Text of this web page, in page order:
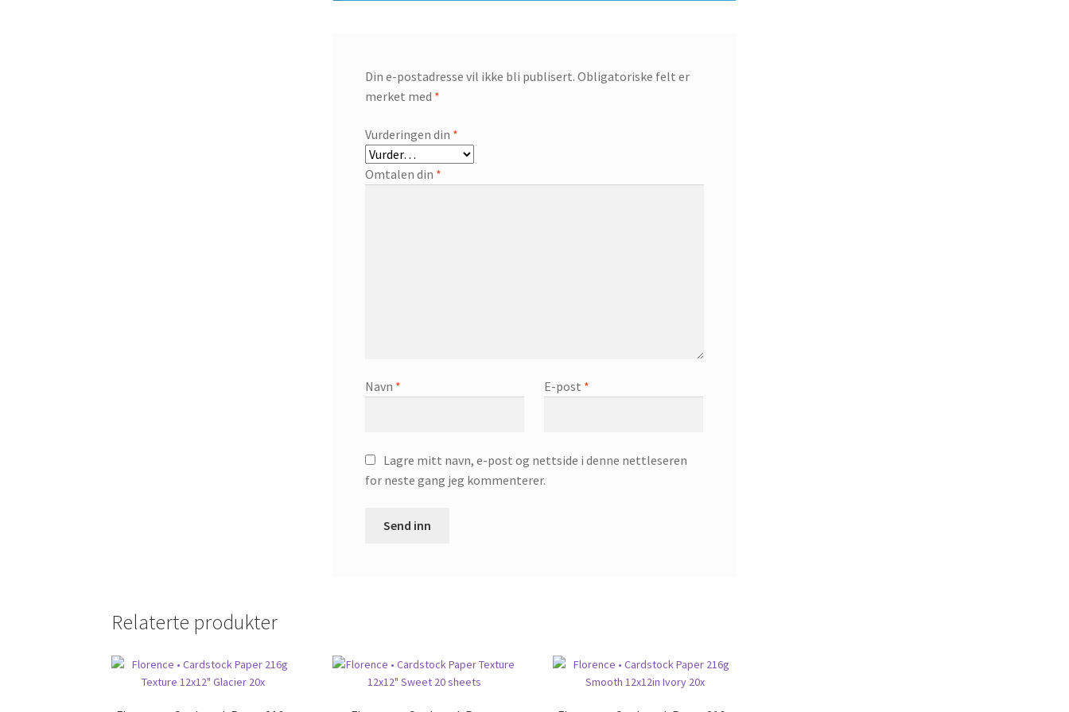
Din e-postadresse vil ikke bli publisert. Obligatoriske felt er
merket med *
Vurderingen din *
Omtalen din *
Navn * E-post *
Lagre mitt navn, e-post og nettside i denne nettleseren
for neste gang jeg kommenterer.
Relaterte produkter